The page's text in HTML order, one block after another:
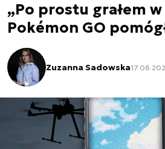
„Po prostu grałem w
Pokémon GO
Zuzanna Sadowska